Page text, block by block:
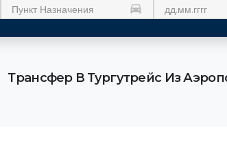
drive_eta
Трансфер В Тургутрейс Из